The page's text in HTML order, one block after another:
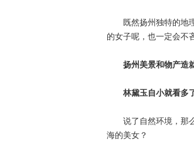
既然扬州独特的地理
的女子呢，也一定会不
扬州美景和物产造
林黛玉自小就看多
说了自然环境，那么
海的美女？